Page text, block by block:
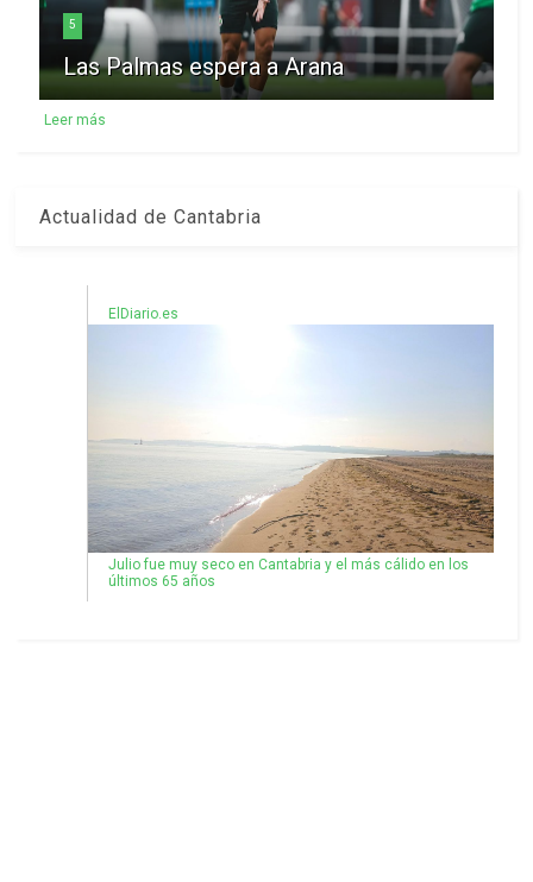
5
Las Palmas espera a Arana
Leer más
Actualidad de Cantabria
ElDiario.es
Julio fue muy seco en Cantabria y el más cálido en los
últimos 65 años